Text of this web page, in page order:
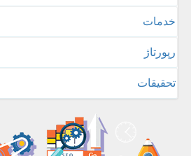
خدمات
رپورتاژ
تحقیقات